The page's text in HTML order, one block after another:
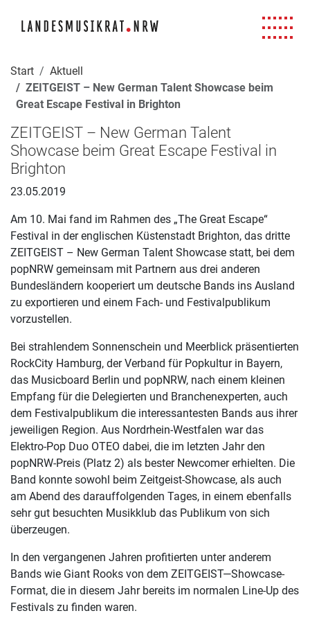
Start
Aktuell
ZEITGEIST – New German Talent Showcase beim
Great Escape Festival in Brighton
ZEITGEIST – New German Talent
Showcase beim Great Escape Festival in
Brighton
23.05.2019
Am 10. Mai fand im Rahmen des „The Great Escape“
Festival in der englischen Küstenstadt Brighton, das dritte
ZEITGEIST – New German Talent Showcase statt, bei dem
popNRW gemeinsam mit Partnern aus drei anderen
Bundesländern kooperiert um deutsche Bands ins Ausland
zu exportieren und einem Fach- und Festivalpublikum
vorzustellen.
Bei strahlendem Sonnenschein und Meerblick präsentierten
RockCity Hamburg, der Verband für Popkultur in Bayern,
das Musicboard Berlin und popNRW, nach einem kleinen
Empfang für die Delegierten und Branchenexperten, auch
dem Festivalpublikum die interessantesten Bands aus ihrer
jeweiligen Region. Aus Nordrhein-Westfalen war das
Elektro-Pop Duo OTEO dabei, die im letzten Jahr den
popNRW-Preis (Platz 2) als bester Newcomer erhielten. Die
Band konnte sowohl beim Zeitgeist-Showcase, als auch
am Abend des darauffolgenden Tages, in einem ebenfalls
sehr gut besuchten Musikklub das Publikum von sich
überzeugen.
In den vergangenen Jahren profitierten unter anderem
Bands wie Giant Rooks von dem ZEITGEIST—Showcase-
Format, die in diesem Jahr bereits im normalen Line-Up des
Festivals zu finden waren.